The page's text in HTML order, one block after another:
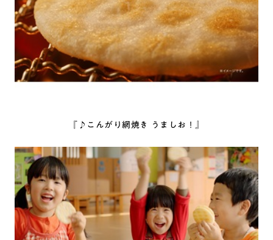
『♪こんがり網焼き うましお！』